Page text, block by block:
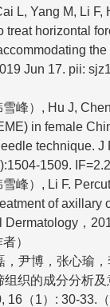
Yang M, Li F,
treat horizontal
Jun 17. pii:
）, Hu J,
in female
technique. J
1509.
）, Li F.
of axillary
Dermatology，
）
尹博，张心瑜，
织的成分分析
16（1）: 30-33.（